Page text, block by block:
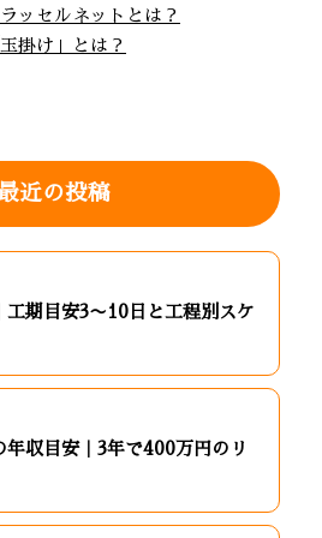
ッセルネットとは？
掛け」とは？
近の投稿
工期目安3〜10日と工程別スケ
年収目安｜3年で400万円のリ